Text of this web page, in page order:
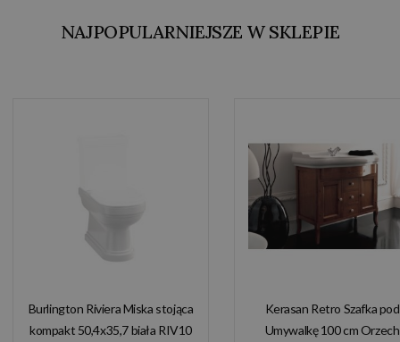
NAJPOPULARNIEJSZE W SKLEPIE
Burlington Riviera Miska stojąca
kompakt 50,4x35,7 biała RIV10
Kerasan Retro Szafka pod
Umywalkę 100 cm Orzech